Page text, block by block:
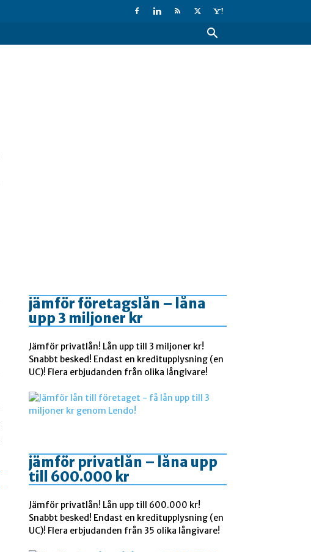
jämför företagslån – låna
upp 3 miljoner kr
Jämför privatlån! Lån upp till 3 miljoner kr!
Snabbt besked! Endast en kreditupplysning (en
UC)! Flera erbjudanden från olika långivare!
jämför privatlån – låna upp
till 600.000 kr
Jämför privatlån! Lån upp till 600.000 kr!
Snabbt besked! Endast en kreditupplysning (en
UC)! Flera erbjudanden från 35 olika långivare!